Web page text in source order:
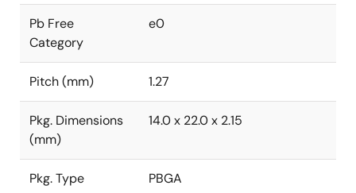
Pb Free
Category
e0
Pitch (mm) 1.27
Pkg. Dimensions
(mm)
14.0 x 22.0 x 2.15
Pkg. Type PBGA